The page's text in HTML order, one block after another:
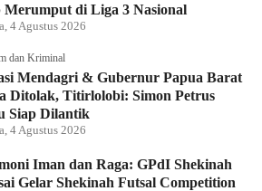
Merumput di Liga 3 Nasional
4 Agustus 2026
dan Kriminal
Mendagri & Gubernur Papua Barat
Ditolak, Titirlolobi: Simon Petrus
Siap Dilantik
4 Agustus 2026
Iman dan Raga: GPdI Shekinah
Gelar Shekinah Futsal Competition